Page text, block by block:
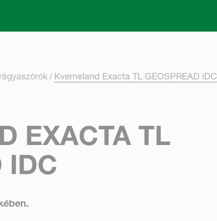
Kverneland Exacta TL GEOSPREAD iDC
EXACTA TL
IDC